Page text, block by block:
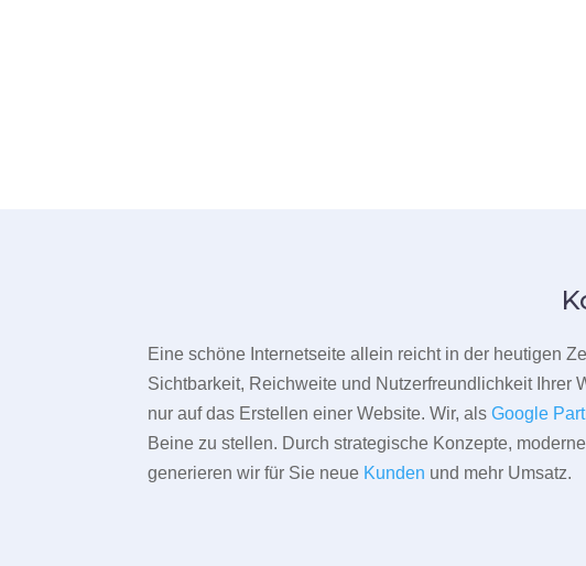
Eine schöne Internetseite allein reicht in der heutigen
Sichtbarkeit, Reichweite und Nutzerfreundlichkeit Ihrer
nur auf das Erstellen einer Website. Wir, alsGoogle
Beine zu stellen. Durch strategische Konzepte,
generieren wir für Sie neue Kunden und mehr Umsatz.